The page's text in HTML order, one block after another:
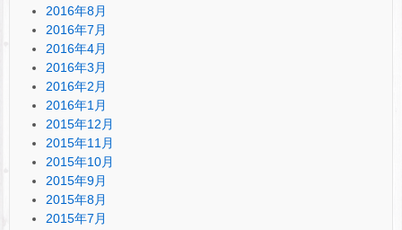
2016年8月
2016年7月
2016年4月
2016年3月
2016年2月
2016年1月
2015年12月
2015年11月
2015年10月
2015年9月
2015年8月
2015年7月